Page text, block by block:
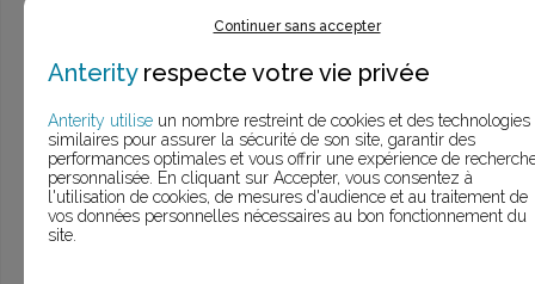
Ce n’est pas exactement ce que je recherche
> Voir larecherche approfondie
> Voir larecherche personnalisée
Continuer sans accepter
Anterityrespecte votre vie privée
Anterity utilise un nombre restreint de cookies et des technologies
similaires pour assurer la sécurité de son site, garantir des
performances optimales et vous offrir une expérience de
personnalisée. En cliquant sur Accepter, vous consentez à
l'utilisation de cookies, de mesures d'audience et au traitement de
vos données personnelles nécessaires au bon fonctionnement du
site.